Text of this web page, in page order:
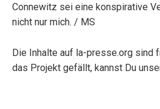
Connewitz sei eine konspirative
nicht nur mich. / MS
Die Inhalte auf la-presse.org sind
das Projekt gefällt, kannst Du